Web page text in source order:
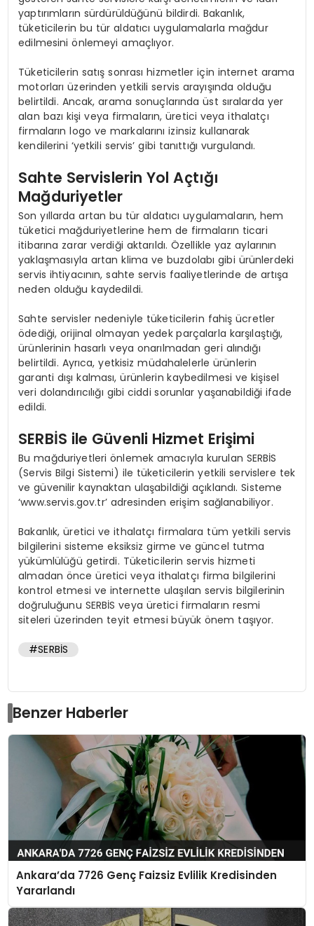
yaptırımların sürdürüldüğünü bildirdi. Bakanlık,
tüketicilerin bu tür aldatıcı uygulamalarla mağdur
edilmesini önlemeyi amaçlıyor.
Tüketicilerin satış sonrası hizmetler için internet arama
motorları üzerinden yetkili servis arayışında olduğu
belirtildi. Ancak, arama sonuçlarında üst sıralarda yer
alan bazı kişi veya firmaların, üretici veya ithalatçı
firmaların logo ve markalarını izinsiz kullanarak
kendilerini ‘yetkili servis’ gibi tanıttığı vurgulandı.
Sahte Servislerin Yol Açtığı
Mağduriyetler
Son yıllarda artan bu tür aldatıcı uygulamaların, hem
tüketici mağduriyetlerine hem de firmaların ticari
itibarına zarar verdiği aktarıldı. Özellikle yaz aylarının
yaklaşmasıyla artan klima ve buzdolabı gibi ürünlerdeki
servis ihtiyacının, sahte servis faaliyetlerinde de artışa
neden olduğu kaydedildi.
Sahte servisler nedeniyle tüketicilerin fahiş ücretler
ödediği, orijinal olmayan yedek parçalarla karşılaştığı,
ürünlerinin hasarlı veya onarılmadan geri alındığı
belirtildi. Ayrıca, yetkisiz müdahalelerle ürünlerin
garanti dışı kalması, ürünlerin kaybedilmesi ve kişisel
veri dolandırıcılığı gibi ciddi sorunlar yaşanabildiği ifade
edildi.
SERBİS ile Güvenli Hizmet Erişimi
Bu mağduriyetleri önlemek amacıyla kurulan SERBİS
(Servis Bilgi Sistemi) ile tüketicilerin yetkili servislere tek
ve güvenilir kaynaktan ulaşabildiği açıklandı. Sisteme
‘www.servis.gov.tr’ adresinden erişim sağlanabiliyor.
Bakanlık, üretici ve ithalatçı firmalara tüm yetkili servis
bilgilerini sisteme eksiksiz girme ve güncel tutma
yükümlülüğü getirdi. Tüketicilerin servis hizmeti
almadan önce üretici veya ithalatçı firma bilgilerini
kontrol etmesi ve internette ulaşılan servis bilgilerinin
doğruluğunu SERBİS veya üretici firmaların resmi
siteleri üzerinden teyit etmesi büyük önem taşıyor.
#SERBİS
Benzer Haberler
Ankara’da 7726 Genç Faizsiz Evlilik Kredisinden
Yararlandı